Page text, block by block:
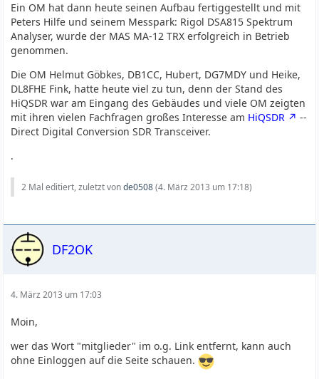
Ein OM hat dann heute seinen Aufbau fertiggestellt und mit
Peters Hilfe und seinem Messpark: Rigol DSA815 Spektrum
Analyser, wurde der MAS MA-12 TRX erfolgreich in Betrieb
genommen.
Die OM Helmut Göbkes, DB1CC, Hubert, DG7MDY und Heike,
DL8FHE Fink, hatte heute viel zu tun, denn der Stand des
HiQSDR war am Eingang des Gebäudes und viele OM zeigten
mit ihren vielen Fachfragen großes Interesse am HiQSDR
--
Direct Digital Conversion SDR Transceiver.
.
2 Mal editiert, zuletzt vonde0508(4. März 2013 um 17:18)
DF2OK
4. März 2013 um 17:03
Moin,
wer das Wort "mitglieder" im o.g. Link entfernt, kann auch
ohne Einloggen auf die Seite schauen.